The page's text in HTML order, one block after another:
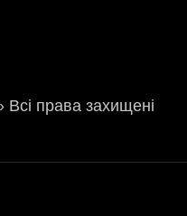
права захищені